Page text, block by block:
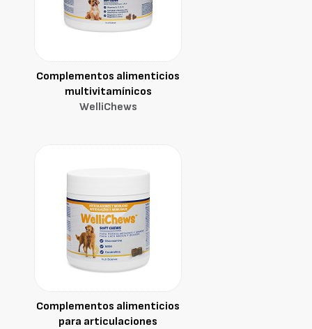
Complementos alimenticios
multivitamínicos
WelliChews
Complementos alimenticios
para articulaciones